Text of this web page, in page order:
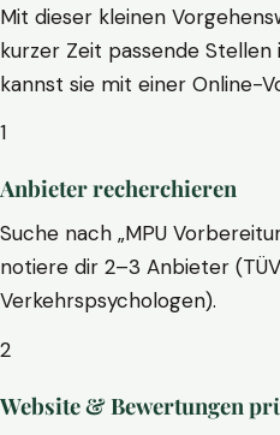
Mit dieser kleinen
kurzer Zeit passende
kannst sie mit einer Online-
1
Anbieter recherchieren
Suche nach „MPU
notiere dir 2–3 Anbieter
Verkehrspsychologen).
2
Website & Bewertungen